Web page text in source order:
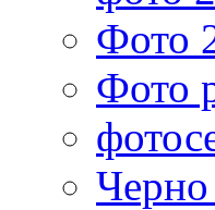
Фото
Фото